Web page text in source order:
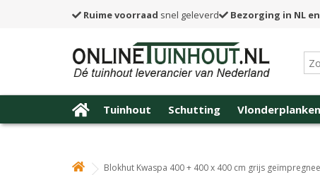
Ruime voorraad snel geleverd Bezorging in NL en
Tuinhout Schutting Vlonderplanken
Blokhut Kwaspa 400 + 400 x 400 cm grijs